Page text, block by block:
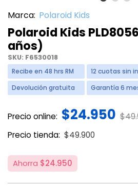
Marca: Polaroid Kids
Polaroid Kids
años)
SKU: F6530018
Recibe en 48 hrs RM
12 cuotas sin
Devolución gratuita
Garantía 6
Precio online: $24.950
Precio tienda:
Price reduced from
$49.900
Ahorra $24.950